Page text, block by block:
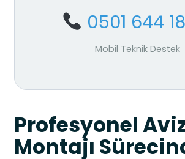
0501 644
Mobil Teknik Destek
Profesyonel
Montajı